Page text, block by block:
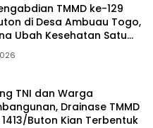
TMMD ke-129
di Desa Ambuau Togo,
Ubah Kesehatan Satu
TNI dan Warga
Drainase TMMD
Buton Kian Terbentuk